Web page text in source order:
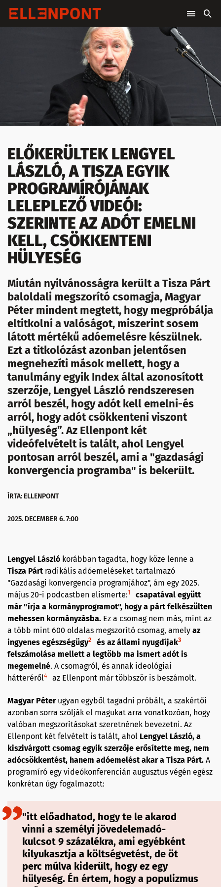
ELŐKERÜLTEK LENGYEL
LÁSZLÓ, A TISZA EGYIK
PROGRAMÍRÓJÁNAK
LELEPLEZŐ VIDEÓI:
SZERINTE AZ ADÓT EMELNI
KELL, CSÖKKENTENI
HÜLYESÉG
Miután nyilvánosságra került a Tisza Párt
baloldali megszorító csomagja, Magyar
Péter mindent megtett, hogy megpróbálja
eltitkolni a valóságot, miszerint sosem
látott mértékű adóemelésre készülnek.
Ezt a titkolózást azonban jelentősen
megnehezíti mások mellett, hogy a
tanulmány egyik Index által azonosított
szerzője, Lengyel László rendszeresen
arról beszél, hogy adót kell emelni-és
arról, hogy adót csökkenteni viszont
„hülyeség”. Az Ellenpont két
videófelvételt is talált, ahol Lengyel
pontosan arról beszél, ami a "gazdasági
konvergencia programba" is bekerült.
ÍRTA: ELLENPONT
2025. DECEMBER 6. 7:00
Lengyel László korábban tagadta, hogy köze lenne a
Tisza Párt radikális adóemeléseket tartalmazó
"Gazdasági konvergencia programjához", ám egy 2025.
május 20-i podcastben elismerte:1
csapatával együtt
már "írja a kormányprogramot", hogy a párt felkészülten
mehessen kormányzásba. Ez a csomag nem más, mint az
a több mint 600 oldalas megszorító csomag, amely az
ingyenes egészségügy2 és az állami nyugdíjak3
felszámolása mellett a legtöbb ma ismert adót is
megemelné. A csomagról, és annak ideológiai
hátteréről4 az Ellenpont már többször is beszámolt.
Magyar Péter ugyan egyből tagadni próbált, a szakértői
azonban sorra szólják el magukat arra vonatkozóan, hogy
valóban megszorításokat szeretnének bevezetni. Az
Ellenpont két felvételt is talált, ahol Lengyel László, a
kiszivárgott csomag egyik szerzője erősítette meg, nem
adócsökkentést, hanem adóemelést akar a Tisza Párt. A
programíró egy videókonferencián augusztus végén egész
konkrétan úgy fogalmazott:
"itt előadhatod, hogy te le akarod
vinni a személyi jövedelemadó-
kulcsot 9 százalékra, ami egyébként
kilyukasztja a költségvetést, de öt
perc múlva kiderült, hogy ez egy
hülyeség. Én értem, hogy a populizmus